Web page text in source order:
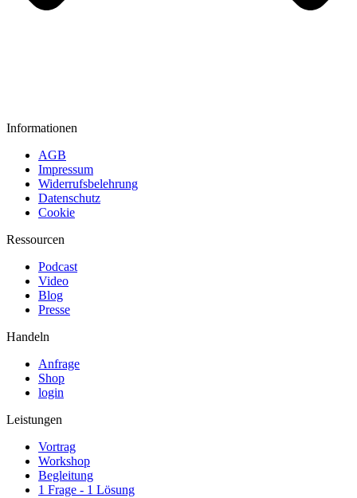
Informationen
AGB
Impressum
Widerrufsbelehrung
Datenschutz
Cookie
Ressourcen
Podcast
Video
Blog
Presse
Handeln
Anfrage
Shop
login
Leistungen
Vortrag
Workshop
Begleitung
1 Frage - 1 Lösung